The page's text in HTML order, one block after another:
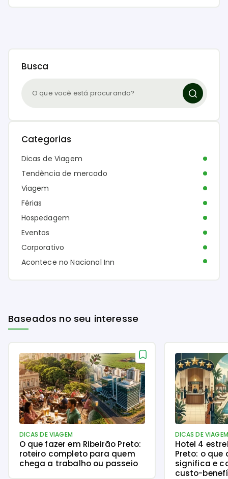
Busca
Categorias
Dicas de Viagem
Tendência de mercado
Viagem
Férias
Hospedagem
Eventos
Corporativo
Acontece no Nacional Inn
Baseados no seu interesse
DICAS DE VIAGEM
O que fazer em Ribeirão Preto:
roteiro completo para quem
chega a trabalho ou passeio
DICAS DE VIAGEM
Hotel 4
Preto: o
significa e
custo-